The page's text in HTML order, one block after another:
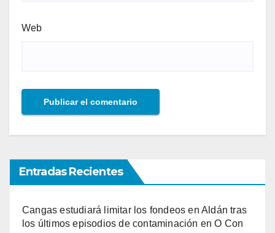
Web
Entradas Recientes
Cangas estudiará limitar los fondeos en Aldán tras
los últimos episodios de contaminación en O Con